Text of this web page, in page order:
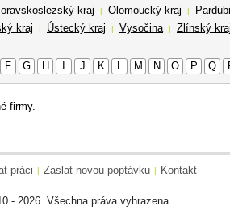
kraj | Olomoucký kraj |
kraj | Ústecký kraj | Vysočina | Zlínský kraj
F G H J K L M N O P Q
firmy.
práci | Zaslat novou poptávku | Kontakt
- 2026. Všechna práva vyhrazena.